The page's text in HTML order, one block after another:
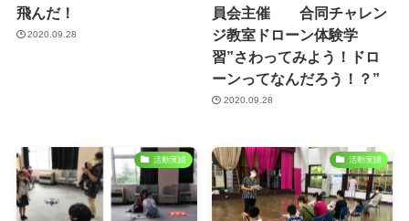
飛んだ！
2020.09.28
員会主催 合同チャレン
ジ教室ドローン体験学
習”さわってみよう！ドロ
ーンってなんだろう！？”
2020.09.28
活動実績 活動実績